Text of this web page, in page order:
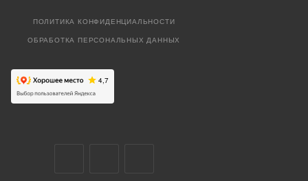
ПОЛИТИКА КОНФИДЕНЦИАЛЬНОСТИ
ОБРАБОТКА ПЕРСОНАЛЬНЫХ ДАННЫХ